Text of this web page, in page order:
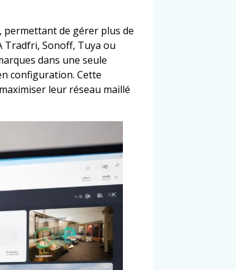
permettant de gérer plus de
Tradfri, Sonoff, Tuya ou
dans une seule
configuration. Cette
leur réseau maillé